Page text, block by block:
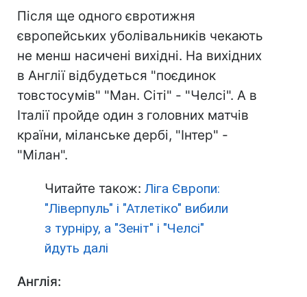
Після ще одного євротижня
європейських уболівальників чекають
не менш насичені вихідні. На вихідних
в Англії відбудеться "поєдинок
товстосумів" "Ман. Сіті" - "Челсі". А в
Італії пройде один з головних матчів
країни, міланське дербі, "Інтер" -
"Мілан".
Читайте також: Ліга Європи:
"Ліверпуль" і "Атлетіко" вибили
з турніру, а "Зеніт" і "Челсі"
йдуть далі
Англія: